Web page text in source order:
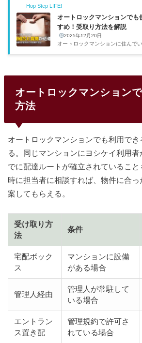
Hop Step LIFE!
オートロックマンションでも
すめ！受取り方法を解説
2025年12月20日
オートロックマンションに住んで
した。各社がどう対応しているの
意外と悩みますよねオートロック
オートロックマンション
方法
オートロックマンションでも利用でき
る。同じマンションにヨシケイ利用
でに配達ルートが確立されているこ
時に担当者に相談すれば、物件に合
案してもらえる。
受け取り方
法
条件
宅配ボック
ス
マンションに設備
がある場合
管理人経由
管理人が常駐して
いる場合
エントラン
ス置き配
管理規約で許可さ
れている場合